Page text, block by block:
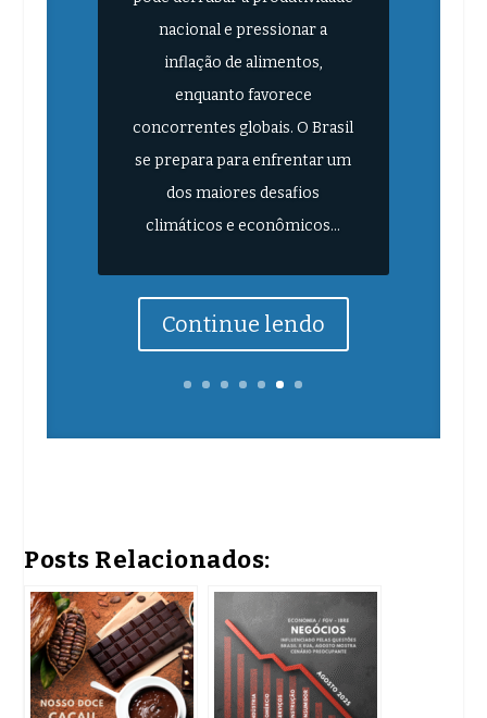
nacional e pressionar a
inflação de alimentos,
enquanto favorece
concorrentes globais. O Brasil
se prepara para enfrentar um
dos maiores desafios
climáticos e econômicos...
Continue lendo
Posts Relacionados: